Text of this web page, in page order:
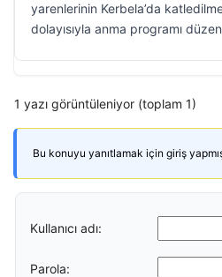
yarenlerinin Kerbela’da
dolayısıyla anma programı
1 yazı görüntüleniyor (toplam 1)
Bu konuyu yanıtlamak için giriş yapmış
Kullanıcı adı:
Parola: